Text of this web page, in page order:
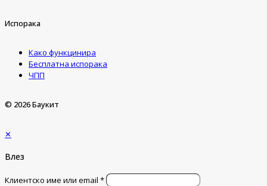
Испорака
Како функцинира
Бесплатна испорака
ЧПП
© 2026 Баукит
✕
Влез
Клиентско име или email *